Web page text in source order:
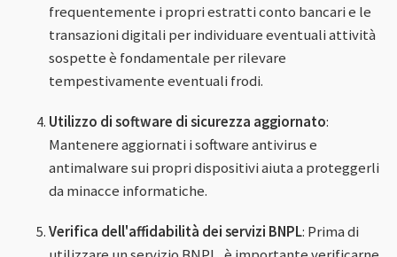
frequentemente i propri estratti conto bancari e le
transazioni digitali per individuare eventuali attività
sospette è fondamentale per rilevare
tempestivamente eventuali frodi.
Utilizzo di software di sicurezza aggiornato:
Mantenere aggiornati i software antivirus e
antimalware sui propri dispositivi aiuta a proteggerli
da minacce informatiche.
Verifica dell'affidabilità dei servizi BNPL: Prima di